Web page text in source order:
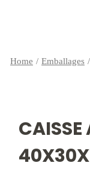
Home Emballages
CAISSE